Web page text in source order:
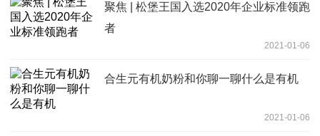
聚焦 | 松堡王国入选2020年企业标准领跑
者
2021-01-06
合生元有机奶粉和你聊一聊什么是有机
2021-01-06